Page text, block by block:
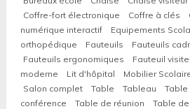
Coffre-fort électronique
Coffre à clés
numérique interactif
Equipements
orthopédique
Fauteuils Fauteuils
Fauteuils ergonomiques
Fauteuil
moderne
Lit d'hôpital Mobilier
Salon complet
Table Tableau
conférence
Table de réunion Table